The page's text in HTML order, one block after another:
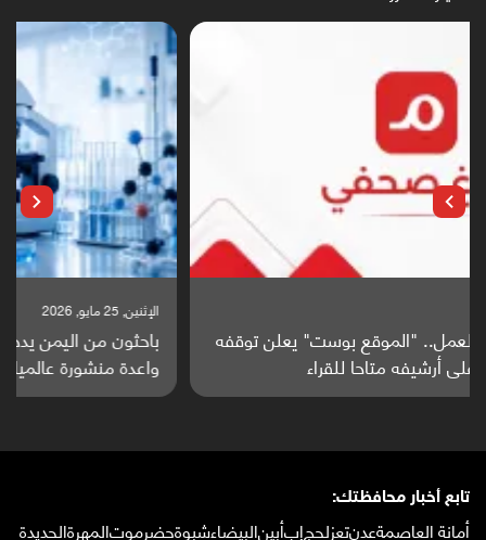
باحثون من اليمن يدخلون سباق أبحاث ألزهايمر بدراسة
واعدة منشورة عالميا (ترجمة)
تابع أخبار محافظتك:
أمانة العاصمةعدنتعزلحجإبأبينالبيضاءشبوةحضرموتالمهرةالحديدة